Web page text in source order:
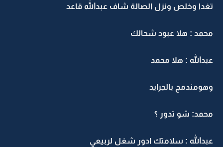
تغدا وخلص ونزل الصالة شاف عبدالله قاعد
محمد : هلا عبود شحالك
عبدالله : هلا محمد
وهومندمج بالجرايد
محمد: شو تدور ؟
عبدالله : سلامتك ادور شغل لربيعي